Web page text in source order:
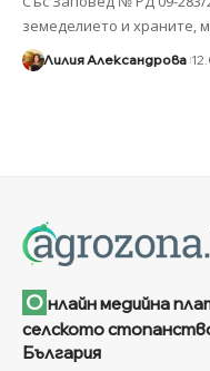
земеделието и храните,
Лилия Александрова
О нлайн медийна
селското
България